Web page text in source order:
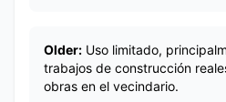
Older: Uso limitado,
trabajos de construcción
obras en el vecindario.